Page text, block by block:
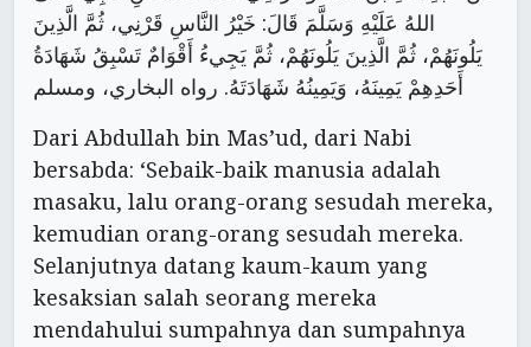
اللهُ عَلَيْهِ وَسَلَّمَ قَالَ: خَيْرُ النَّاسِ قَرْنِي، ثُمَّ الَّذِينَ
يَلُونَهُمْ، ثُمَّ الَّذِينَ يَلُونَهُمْ، ثُمَّ يَجِيءُ أَقْوَامٌ تَسْبِقُ شَهَادَةُ
أَحَدِهِمْ يَمِينَهُ، وَيَمِينُهُ شَهَادَتَهُ. رواه البخاري، ومسلم
Dari Abdullah bin Mas’ud, dari Nabi
bersabda: ‘Sebaik-baik manusia adalah
masaku, lalu orang-orang sesudah mereka,
kemudian orang-orang sesudah mereka.
Selanjutnya datang kaum-kaum yang
kesaksian salah seorang mereka
mendahului sumpahnya dan sumpahnya